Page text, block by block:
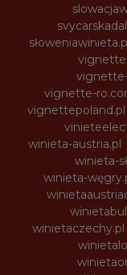
vignette-
vignettepoland.pl
winieta-austria.pl
winieta-
winieta-
winietaczechy.pl